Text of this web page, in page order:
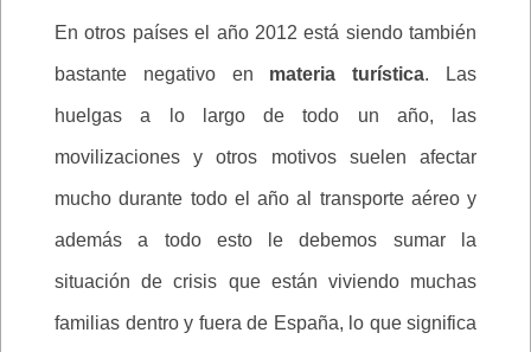
En otros países el año 2012 está siendo también
bastante negativo en materia turística. Las
huelgas a lo largo de todo un año, las
movilizaciones y otros motivos suelen afectar
mucho durante todo el año al transporte aéreo y
además a todo esto le debemos sumar la
situación de crisis que están viviendo muchas
familias dentro y fuera de España, lo que significa